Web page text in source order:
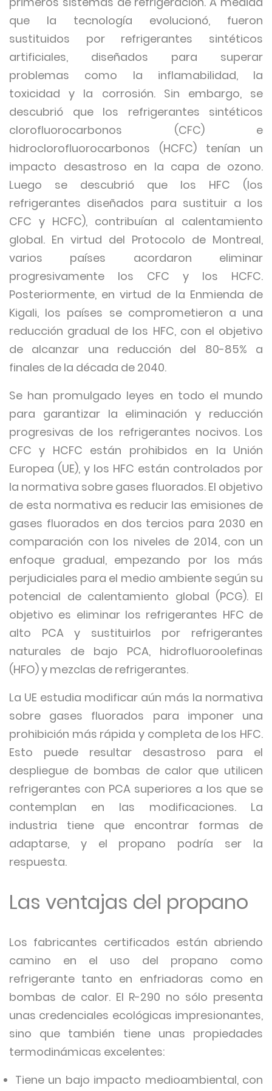
que la tecnología evolucionó, fueron
sustituidos por refrigerantes sintéticos
artificiales, diseñados para superar
problemas como la inflamabilidad, la
toxicidad y la corrosión. Sin embargo, se
descubrió que los refrigerantes sintéticos
clorofluorocarbonos (CFC) e
hidroclorofluorocarbonos (HCFC) tenían un
impacto desastroso en la capa de ozono.
Luego se descubrió que los HFC (los
refrigerantes diseñados para sustituir a los
CFC y HCFC), contribuían al calentamiento
global. En virtud del Protocolo de Montreal,
varios países acordaron eliminar
progresivamente los CFC y los HCFC.
Posteriormente, en virtud de la Enmienda de
Kigali, los países se comprometieron a una
reducción gradual de los HFC, con el objetivo
de alcanzar una reducción del 80-85% a
finales de la década de 2040.
Se han promulgado leyes en todo el mundo
para garantizar la eliminación y reducción
progresivas de los refrigerantes nocivos. Los
CFC y HCFC están prohibidos en la Unión
Europea (UE), y los HFC están controlados por
la normativa sobre gases fluorados. El objetivo
de esta normativa es reducir las emisiones de
gases fluorados en dos tercios para 2030 en
comparación con los niveles de 2014, con un
enfoque gradual, empezando por los más
perjudiciales para el medio ambiente según su
potencial de calentamiento global (PCG). El
objetivo es eliminar los refrigerantes HFC de
alto PCA y sustituirlos por refrigerantes
naturales de bajo PCA, hidrofluoroolefinas
(HFO) y mezclas de refrigerantes.
La UE estudia modificar aún más la normativa
sobre gases fluorados para imponer una
prohibición más rápida y completa de los HFC.
Esto puede resultar desastroso para el
despliegue de bombas de calor que utilicen
refrigerantes con PCA superiores a los que se
contemplan en las modificaciones. La
industria tiene que encontrar formas de
adaptarse, y el propano podría ser la
respuesta.
Las ventajas del propano
Los fabricantes certificados están abriendo
camino en el uso del propano como
refrigerante tanto en enfriadoras como en
bombas de calor. El R-290 no sólo presenta
unas credenciales ecológicas impresionantes,
sino que también tiene unas propiedades
termodinámicas excelentes:
Tiene un bajo impacto medioambiental, con